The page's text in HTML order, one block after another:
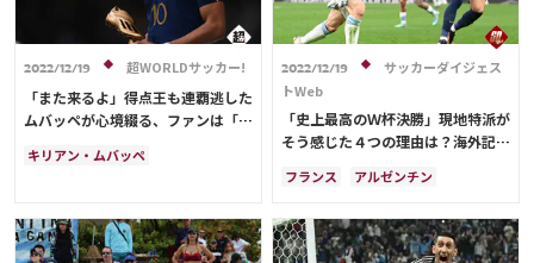
テオ・エルナンデス
2022/12/19 超WORLDサッカー!
「また来るよ」得点王も連覇逃した
ムバッペが心境綴る、ファンは「夢
キリアン・ムバッペ
アンヘル・ディ・マリア
2022/12/19
サッカーダイジェス
トWeb
「史上最高のＷ杯決勝」現地特派が
そう感じた４つの理由は？海外記者
ず
フランス
アルゼンチン
アメリカ
日本
アンヘル・ディ・マリア